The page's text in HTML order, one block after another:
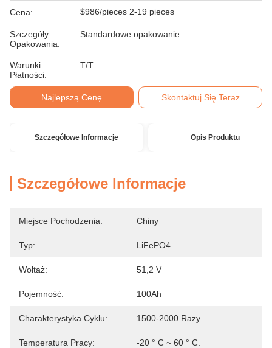
Cena: $986/pieces 2-19 pieces
Szczegóły
Opakowania:
Standardowe opakowanie
Warunki
Płatności:
T/T
Najlepszą Cenę Skontaktuj Się Teraz
Szczegółowe Informacje Opis Produktu
Szczegółowe Informacje
Miejsce Pochodzenia: Chiny
Typ: LiFePO4
Woltaż: 51,2 V
Pojemność: 100Ah
Charakterystyka Cyklu: 1500-2000 Razy
Temperatura Pracy: -20 ° C ~ 60 ° C.